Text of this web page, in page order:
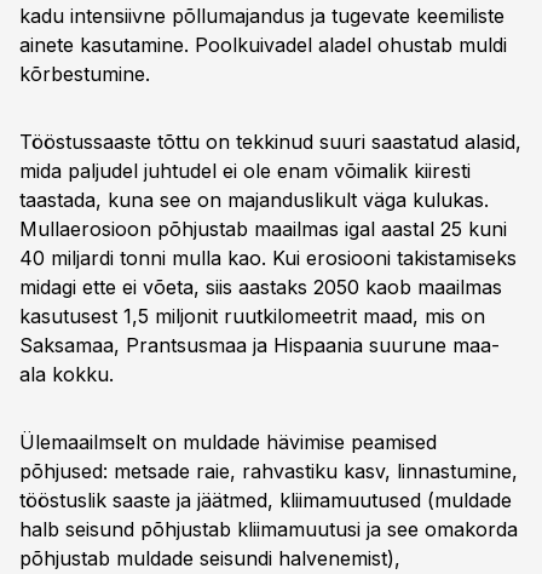
kadu intensiivne põllumajandus ja tugevate keemiliste
ainete kasutamine. Poolkuivadel aladel ohustab muldi
kõrbestumine.
Tööstussaaste tõttu on tekkinud suuri saastatud alasid,
mida paljudel juhtudel ei ole enam võimalik kiiresti
taastada, kuna see on majanduslikult väga kulukas.
Mullaerosioon põhjustab maailmas igal aastal 25 kuni
40 miljardi tonni mulla kao. Kui erosiooni takistamiseks
midagi ette ei võeta, siis aastaks 2050 kaob maailmas
kasutusest 1,5 miljonit ruutkilomeetrit maad, mis on
Saksamaa, Prantsusmaa ja Hispaania suurune maa-
ala kokku.
Ülemaailmselt on muldade hävimise peamised
põhjused: metsade raie, rahvastiku kasv, linnastumine,
tööstuslik saaste ja jäätmed, kliimamuutused (muldade
halb seisund põhjustab kliimamuutusi ja see omakorda
põhjustab muldade seisundi halvenemist),